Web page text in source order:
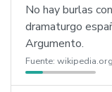
No hay burlas
dramaturgo
Argumento.
Fuente: wikipedia.org